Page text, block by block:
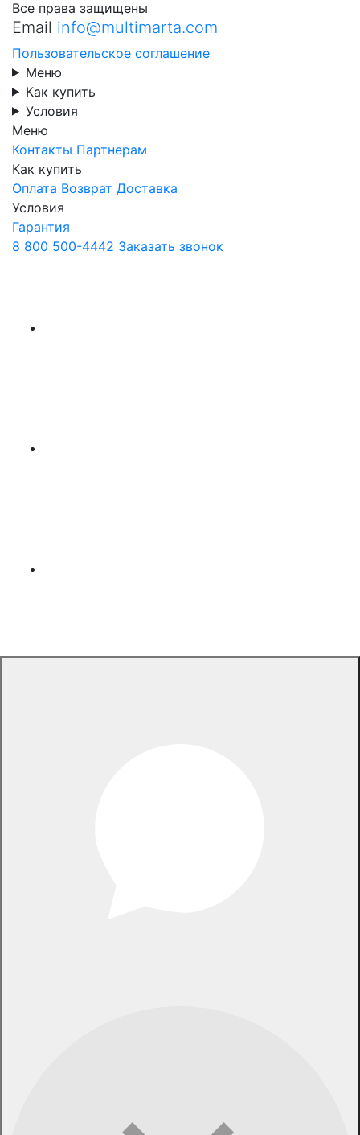
Все права защищены
Email info@multimarta.com
Пользовательское соглашение
Меню
Как купить
Условия
Меню
Контакты Партнерам
Как купить
Оплата Возврат Доставка
Условия
Гарантия
8 800 500-4442 Заказать звонок